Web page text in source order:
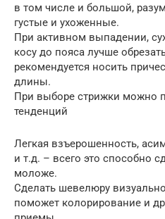
в том числе и большой,
густые и ухоженные.
При активном выпадении,
косу до пояса лучше
рекомендуется носить
длины.
При выборе стрижки можно
тенденций
Легкая взъерошенность,
и т.д. – всего это способно
моложе.
Сделать шевелюру
поможет колорирование и